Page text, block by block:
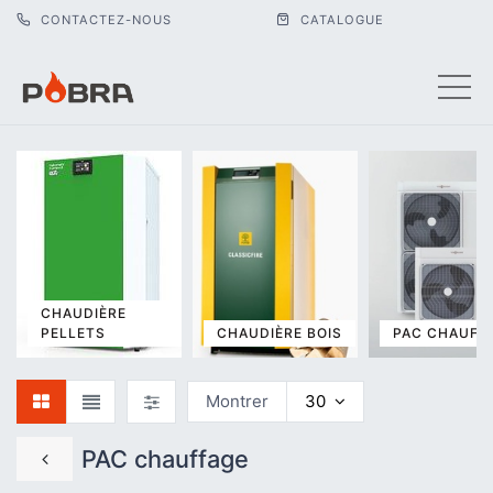
CONTACTEZ-NOUS CATALOGUE
PAC chauffage
Montrer 30
CHAUDIÈRE
PELLETS
CHAUDIÈRE BOIS PAC